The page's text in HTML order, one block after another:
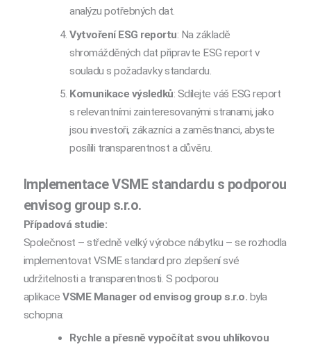
analýzu potřebných dat.
Vytvoření ESG reportu: Na základě
shromážděných dat připravte ESG report v
souladu s požadavky standardu.
Komunikace výsledků: Sdílejte váš ESG report
s relevantními zainteresovanými stranami, jako
jsou investoři, zákazníci a zaměstnanci, abyste
posílili transparentnost a důvěru.
Implementace VSME standardu s podporou
envisog group s.r.o.
Případová studie:
Společnost – středně velký výrobce nábytku – se rozhodla
implementovat VSME standard pro zlepšení své
udržitelnosti a transparentnosti. S podporou
aplikaceVSME Managerod envisog group s.r.o. byla
schopna:
Rychle a přesně vypočítat svou uhlíkovou